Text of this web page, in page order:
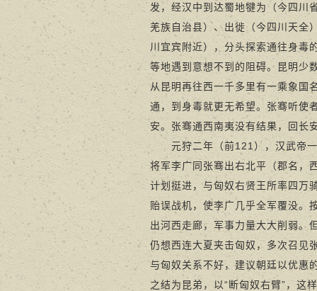
发，经汉中到达蜀地犍为（今四川
羌族自治县）、出徙（今四川天全
川宜宾附近），分头探索通往身毒
等地遇到意想不到的阻碍。昆明少
从昆明再往西一千多里有一乘象国
通，到身毒就更无希望。张骞听使
安。张骞通西南夷没有结果，回长
元狩二年（前121），汉武帝一
将军李广同张骞出右北平（郡名，
计划挺进，与匈奴右贤王所率四万
贻误战机，使李广几乎全军覆没。
出河西走廊，军事力量大大削弱。
仍想西连大夏夹击匈奴，多次召见
与匈奴关系不好，建议朝廷以优惠
之结为昆弟，以“断匈奴右臂”，这